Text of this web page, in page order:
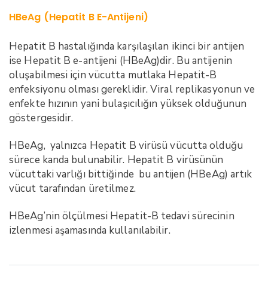
HBeAg (Hepatit B E-Antijeni)
Hepatit B hastalığında karşılaşılan ikinci bir antijen
ise Hepatit B e-antijeni (HBeAg)dir. Bu antijenin
oluşabilmesi için vücutta mutlaka Hepatit-B
enfeksiyonu olması gereklidir. Viral replikasyonun ve
enfekte hızının yani bulaşıcılığın yüksek olduğunun
göstergesidir.
HBeAg, yalnızca Hepatit B virüsü vücutta olduğu
sürece kanda bulunabilir. Hepatit B virüsünün
vücuttaki varlığı bittiğinde bu antijen (HBeAg) artık
vücut tarafından üretilmez.
HBeAg’nin ölçülmesi Hepatit-B tedavi sürecinin
izlenmesi aşamasında kullanılabilir.